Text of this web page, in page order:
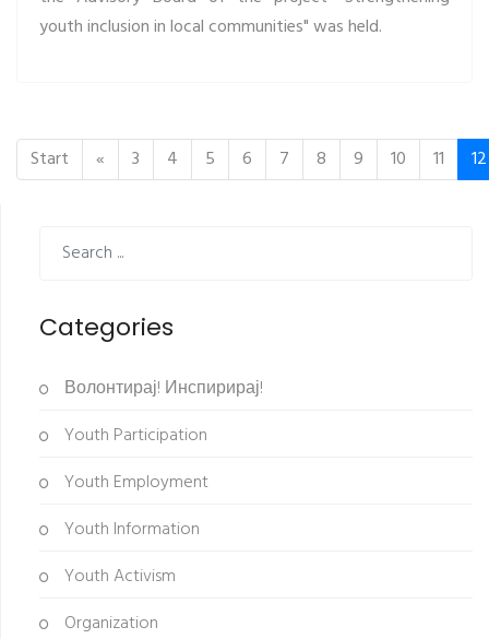
youth inclusion in local communities" was held.
Start « 3 4 5 6 7 8 9 10 11 12
Categories
Волонтирај! Инспирирај!
Youth Participation
Youth Employment
Youth Information
Youth Activism
Organization